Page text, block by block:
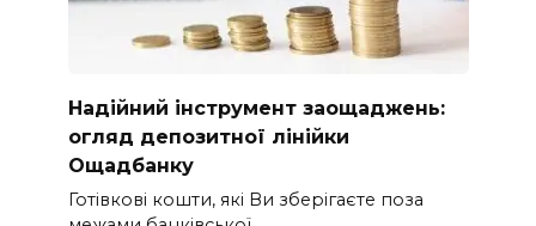
Надійний інструмент заощаджень:
огляд депозитної лінійки
Ощадбанку
Готівкові кошти, які Ви зберігаєте поза